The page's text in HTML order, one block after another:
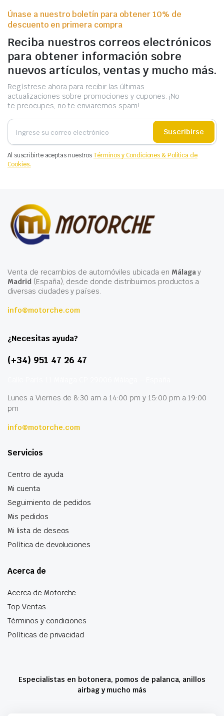
Únase a nuestro boletín para obtener 10% de
descuento en primera compra
Reciba nuestros correos electrónicos
para obtener información sobre
nuevos artículos, ventas y mucho más.
Regístrese ahora para recibir las últimas
actualizaciones sobre promociones y cupones. ¡No
te preocupes, no te enviaremos spam!
Suscribirse
Al suscribirte aceptas nuestrosTérminos y Condiciones & Política de
Cookies.
Venta de recambios de automóviles ubicada en Málagay
Madrid(España), desde donde distribuimos productos a
diversas ciudades y países.
info@motorche.com
¿Necesitas ayuda?
(+34) 951 47 26 47
Lunes a Viernes de 8:30 am a 14:00 pm y 15:00 pm a 19:00
pm
info@motorche.com
Servicios
Centro de ayuda
Mi cuenta
Seguimiento de pedidos
Mis pedidos
Mi lista de deseos
Política de devoluciones
Acerca de
Acerca de Motorche
Top Ventas
Términos y condiciones
Políticas de privacidad
Especialistas en botonera, pomos de palanca, anillos
airbag y mucho más